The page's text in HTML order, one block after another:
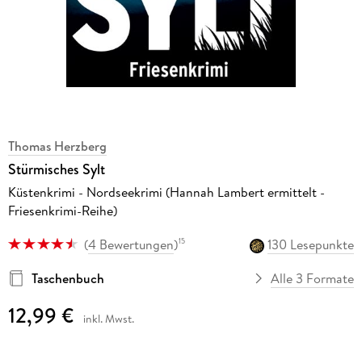
Thomas Herzberg
Stürmisches Sylt
Küstenkrimi - Nordseekrimi (Hannah Lambert ermittelt -
Friesenkrimi-Reihe)
(4 Bewertungen)15
130 Lesepunkte
Taschenbuch
Alle 3 Formate
12,99 € inkl. Mwst.